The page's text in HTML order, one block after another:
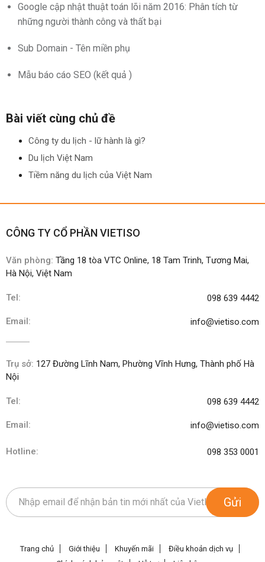
Google cập nhật thuật toán lõi năm 2016: Phân tích từ
những người thành công và thất bại
Sub Domain - Tên miền phụ
Mẫu báo cáo SEO (kết quả )
Bài viết cùng chủ đề
Công ty du lịch - lữ hành là gì?
Du lịch Việt Nam
Tiềm năng du lịch của Việt Nam
CÔNG TY CỔ PHẦN VIETISO
Văn phòng: Tầng 18 tòa VTC Online, 18 Tam Trinh, Tương Mai,
Hà Nội, Việt Nam
Tel: 098 639 4442
Email: info@vietiso.com
Trụ sở: 127 Đường Lĩnh Nam, Phường Vĩnh Hưng, Thành phố Hà
Nội
Tel: 098 639 4442
Email: info@vietiso.com
Hotline: 098 353 0001
Gửi
Trang chủ Giới thiệu Khuyến mãi
Điều khoản dịch vụ